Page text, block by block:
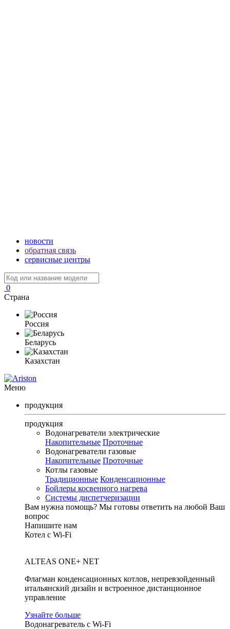
новости
обратная связь
сервисные центры
0
Страна
Россия
Беларусь
Казахстан
Меню
продукция
продукция
Водонагреватели электрические
Накопительные Проточные
Водонагреватели газовые
Накопительные Проточные
Котлы газовые
Традиционные Конденсационные
Бойлеры косвенного нагрева
Системы диспетчеризации
Вам нужна помощь? Мы готовы ответить на любой Ваш
вопрос
Напишите нам
Котел с Wi-Fi
ALTEAS ONE+ NET
Флагман конденсационных котлов, непревзойденный
итальянский дизайн и встроенное дистанционное
управление
Узнайте больше
Водонагреватель с Wi-Fi